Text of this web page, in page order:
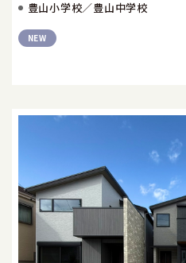
豊山小学校／豊山中学校
NEW